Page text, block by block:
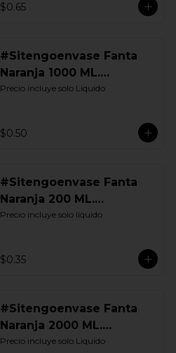
$0.65
#Sitengoenvase Fanta
Naranja 1000 ML.
Retornable
Precio incluye solo Liquido
$0.50
#Sitengoenvase Fanta
Naranja 200 ML.
Retornable
Precio incluye solo líquido
$0.35
#Sitengoenvase Fanta
Naranja 2000 ML.
Retornable
Precio incluye solo Liquido